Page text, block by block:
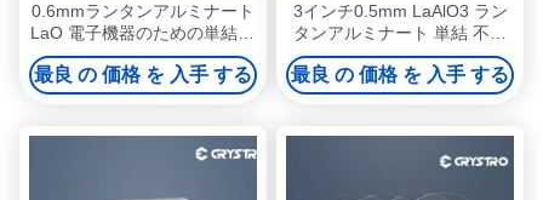
0.6mmランタンアルミナート
LaO 電子機器のための単結晶
ウエファー
最良 の 価格 を 入手 する
3インチ0.5mm LaAlO3 ラン
タンアルミナート 単結 不溶
性
最良 の 価格 を 入手 する